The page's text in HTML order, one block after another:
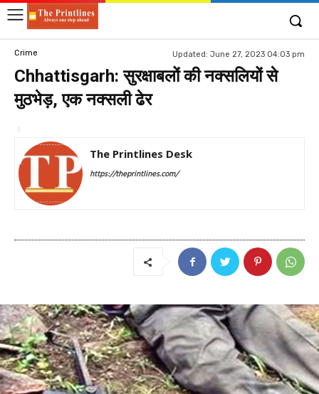
Crime Updated: June 27, 2023 04:03 pm
Chhattisgarh: सुरक्षाबलों की नक्सलियों से
मुठभेड़, एक नक्सली ढेर
The Printlines Desk
https://theprintlines.com/